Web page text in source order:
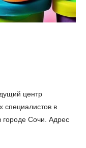
центр
специалистов в
городе Сочи. Адрес